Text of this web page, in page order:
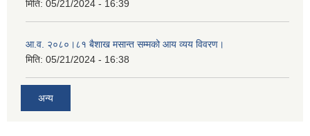
मिति: 05/21/2024 - 16:39
आ.व. २०८०।८१ बैशाख मसान्त सम्मको आय व्यय विवरण।
मिति: 05/21/2024 - 16:38
अन्य